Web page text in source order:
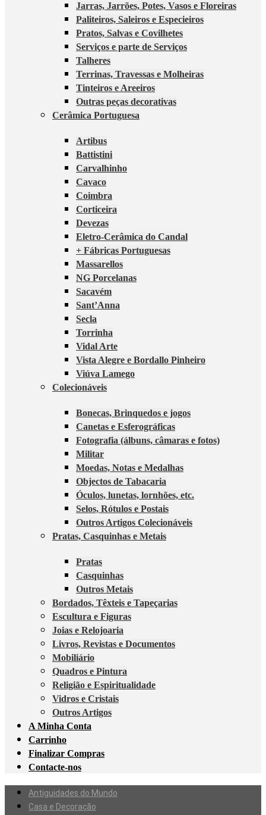
Jarras, Jarrões, Potes, Vasos e Floreiras
Paliteiros, Saleiros e Especieiros
Pratos, Salvas e Covilhetes
Serviços e parte de Serviços
Talheres
Terrinas, Travessas e Molheiras
Tinteiros e Areeiros
Outras peças decorativas
Cerâmica Portuguesa
Artibus
Battistini
Carvalhinho
Cavaco
Coimbra
Corticeira
Devezas
Eletro-Cerâmica do Candal
+ Fábricas Portuguesas
Massarellos
NG Porcelanas
Sacavém
Sant’Anna
Secla
Torrinha
Vidal Arte
Vista Alegre e Bordallo Pinheiro
Viúva Lamego
Colecionáveis
Bonecas, Brinquedos e jogos
Canetas e Esferográficas
Fotografia (álbuns, câmaras e fotos)
Militar
Moedas, Notas e Medalhas
Objectos de Tabacaria
Óculos, lunetas, lornhões, etc.
Selos, Rótulos e Postais
Outros Artigos Colecionáveis
Pratas, Casquinhas e Metais
Pratas
Casquinhas
Outros Metais
Bordados, Têxteis e Tapeçarias
Escultura e Figuras
Joias e Relojoaria
Livros, Revistas e Documentos
Mobiliário
Quadros e Pintura
Religião e Espiritualidade
Vidros e Cristais
Outros Artigos
A Minha Conta
Carrinho
Finalizar Compras
Contacte-nos
Antiguidades do Mundo
Casa e Decoração